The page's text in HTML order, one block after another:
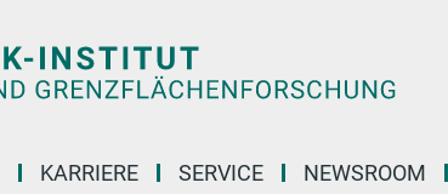
KARRIERE SERVICE NEWSROOM